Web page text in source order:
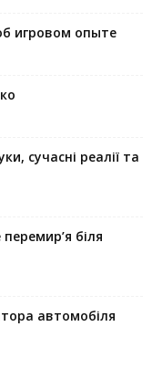
игровом опыте
сучасні реалії та
біля
автомобіля